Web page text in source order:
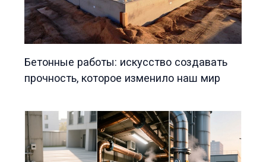
Бетонные работы: искусство создавать
прочность, которое изменило наш мир